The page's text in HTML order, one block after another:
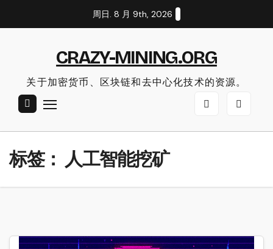
to
周日. 8 月 9th, 2026
CRAZY-MINING.ORG
关于加密货币、区块链和去中心化技术的资源。
标签： 人工智能挖矿